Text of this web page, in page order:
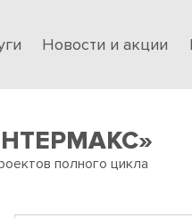
Новости и акции
полного цикла